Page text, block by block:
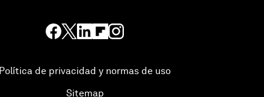
Política de privacidad y normas de uso
Sitemap